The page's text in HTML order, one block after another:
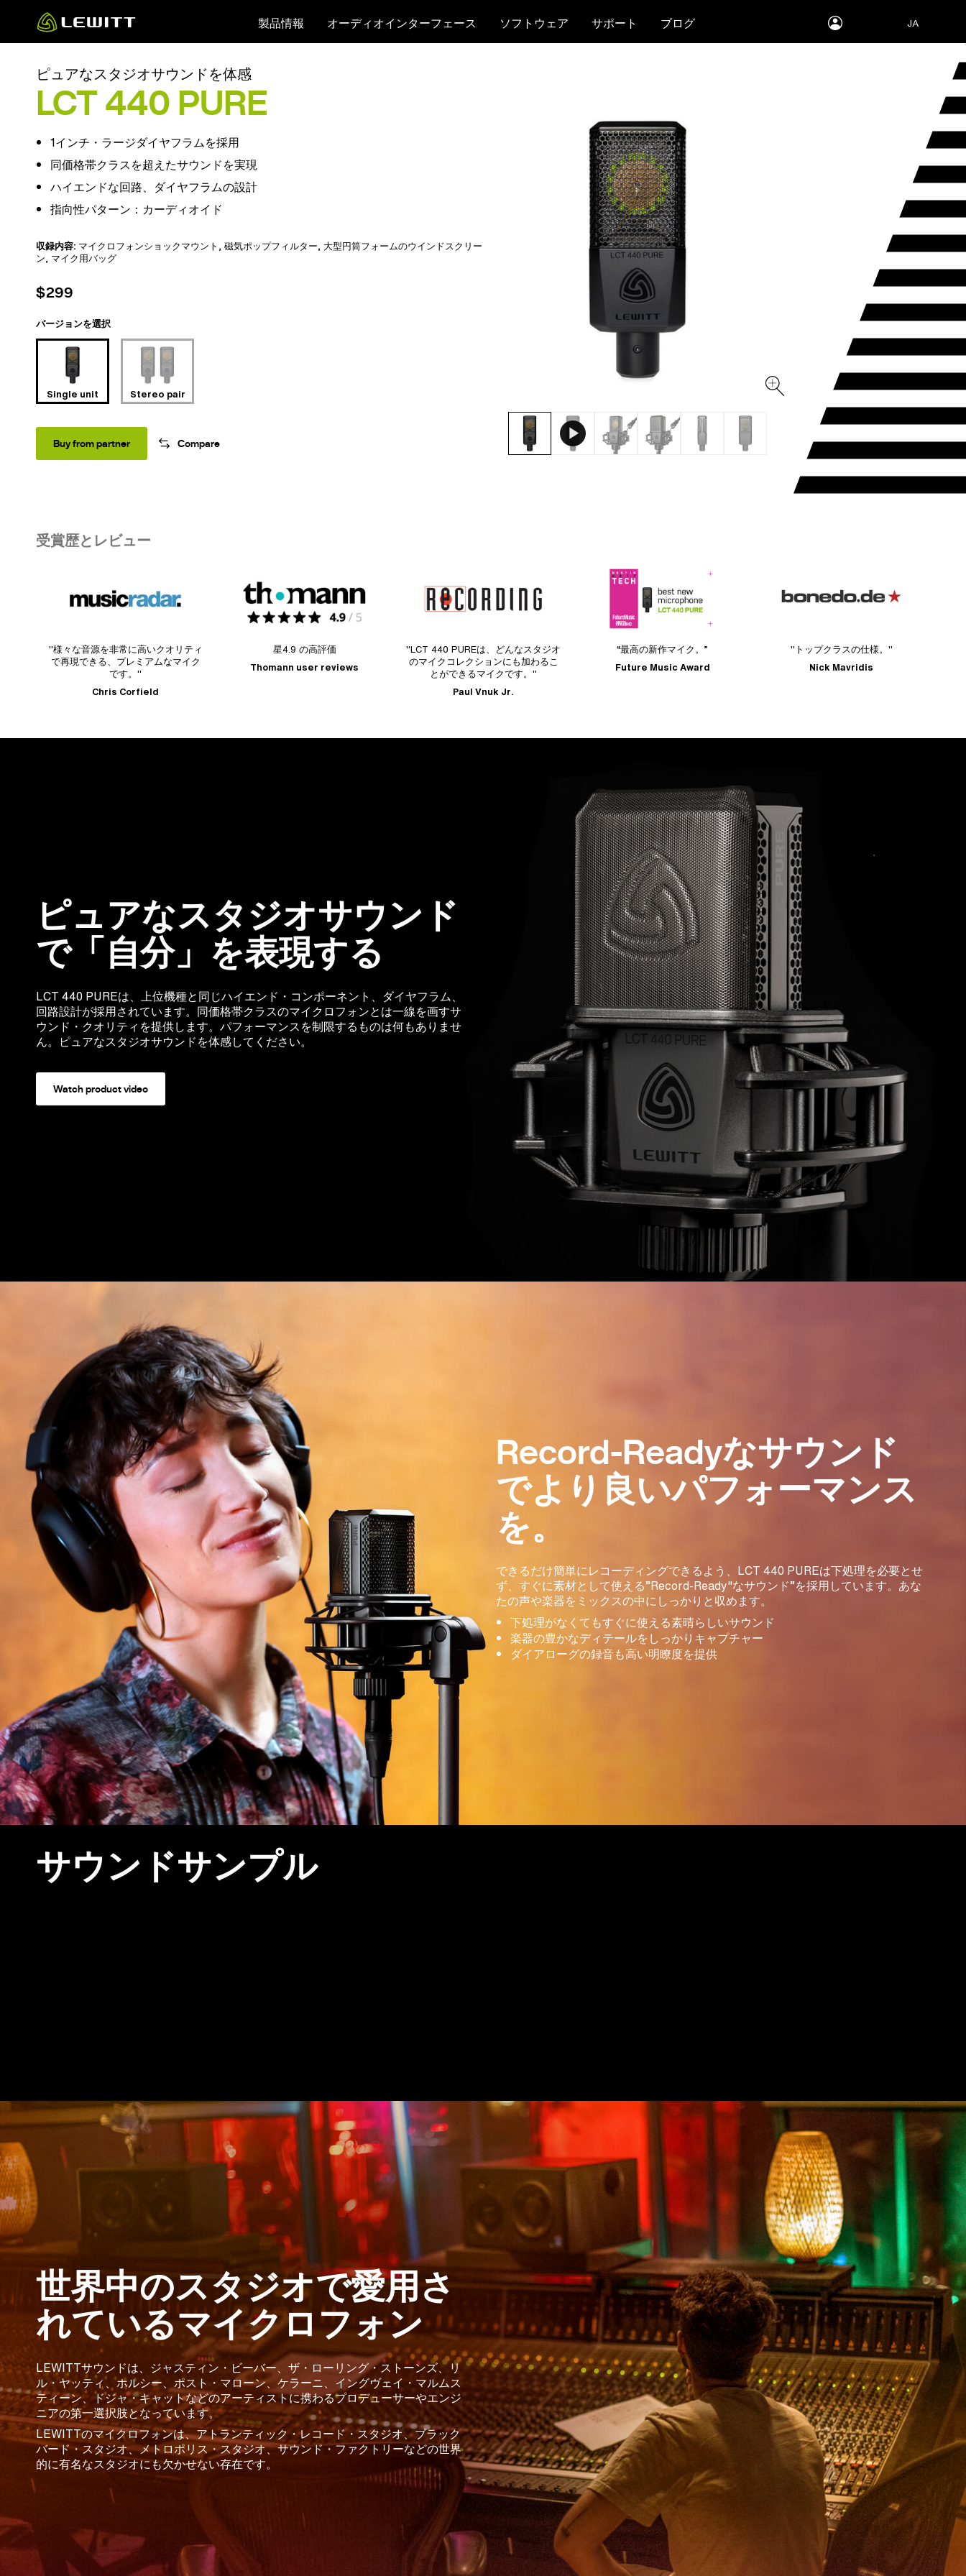
main
製品情報 オーディオインターフェース ソフトウェア サポート ブログ myLEWITT
Account
JA
ピュアなスタジオサウンドを体感
LCT 440 PURE
1インチ・ラージダイヤフラムを採用
同価格帯クラスを超えたサウンドを実現
ハイエンドな回路、ダイヤフラムの設計
指向性パターン：カーディオイド
収録内容: マイクロフォンショックマウント , 磁気ポップフィルター, 大型円筒フォームのウインドスクリー
ン, マイク用バッグ
$299
バージョンを選択
Single unit Stereo pair
Buy from partner Compare
受賞歴とレビュー
高いクオリティ
アムなマイク
星4.9 の高評価
Thomann user reviews
"LCT 440 PUREは、どんなスタジオ
のマイクコレクションにも加わるこ
とができるマイクです。"
“最高の新作マイク。”
Future Music Award
"トップクラスの仕様。"
Nick Mavridis
“シンプルさ、頑丈なデザイン、そし
て音響性能の素晴らしいバランス。”
ピュアなスタジオサウンド
で「自分」を表現する
LCT 440 PUREは、上位機種と同じハイエンド・コンポーネント、ダイヤフラム、
回路設計が採用されています。同価格帯クラスのマイクロフォンとは一線を画すサ
ウンド・クオリティを提供します。パフォーマンスを制限するものは何もありませ
ん。ピュアなスタジオサウンドを体感してください。
Watch product video
Record-Readyなサウンド
でより良いパフォーマンス
を。
できるだけ簡単にレコーディングできるよう、LCT 440 PUREは下処理を必要とせ
ず、すぐに素材として使える”Record-Ready"なサウンド”を採用しています。あな
たの声や楽器をミックスの中にしっかりと収めます。
下処理がなくてもすぐに使える素晴らしいサウンド
楽器の豊かなディテールをしっかりキャプチャー
ダイアローグの録音も高い明瞭度を提供
サウンドサンプル
世界中のスタジオで愛用さ
れているマイクロフォン
LEWITTサウンドは、ジャスティン・ビーバー、ザ・ローリング・ストーンズ、リ
ル・ヤッティ、ホルシー、ポスト・マローン、ケラーニ、イングヴェイ・マルムス
ティーン、ドジャ・キャットなどのアーティストに携わるプロデューサーやエンジ
ニアの第一選択肢となっています。
LEWITTのマイクロフォンは、アトランティック・レコード・スタジオ、ブラック
バード・スタジオ、メトロポリス・スタジオ、サウンド・ファクトリーなどの世界
的に有名なスタジオにも欠かせない存在です。